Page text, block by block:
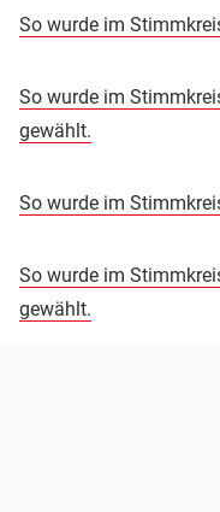
So wurde im
So wurde im
gewählt.
So wurde im
So wurde im
gewählt.